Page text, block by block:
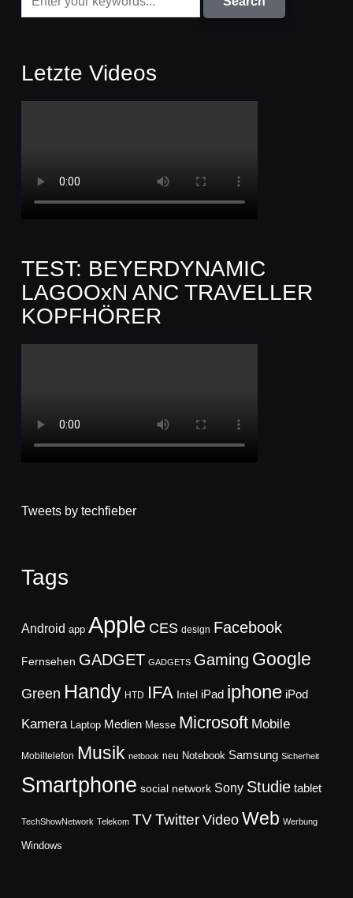
Letzte Videos
TEST: BEYERDYNAMIC
LAGOOxN ANC TRAVELLER
KOPFHÖRER
Tweets by techfieber
Tags
Android app Apple CES design Facebook
Fernsehen GADGET GADGETS Gaming Google
Green Handy HTD IFA Intel iPad iphone iPod
Kamera Laptop Medien Messe Microsoft Mobile
Mobiltelefon Musik netbook neu Notebook Samsung Sicherheit
Smartphone social network Sony Studie tablet
TechShowNetwork Telekom TVTwitter Video Web Werbung
Windows